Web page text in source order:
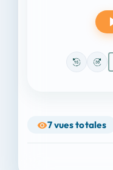
7vues totales